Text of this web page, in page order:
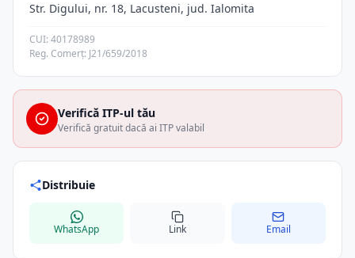
Str. Digului, nr. 18, Lacusteni, jud. Ialomita
CUI: 40178989
Reg. Comerț: J21/659/2018
Verifică ITP-ul tău
Verifică gratuit dacă ai ITP valabil
Distribuie
WhatsApp Link Email